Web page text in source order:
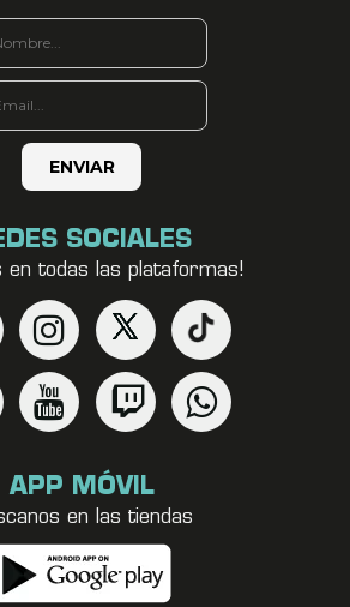
SOCIALES
en todas las plataformas!
APP MÓVIL
en las tiendas